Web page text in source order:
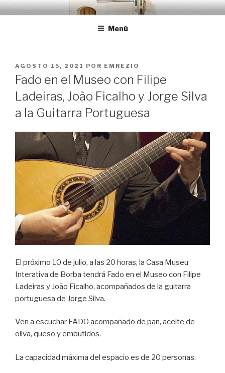
Saltar
al
EMRÉZIO
Casa Museu Interativa de Borba
Menú
PUBLICADO
EL
AGOSTO 15, 2021 POR EMREZIO
Fado en el Museo con Filipe
Ladeiras, João Ficalho y Jorge Silva
a la Guitarra Portuguesa
El próximo 10 de julio, a las 20 horas, la Casa Museu
Interativa de Borba tendrá Fado en el Museo con Filipe
Ladeiras y João Ficalho, acompañados de la guitarra
portuguesa de Jorge Silva.
Ven a escuchar FADO acompañado de pan, aceite de
oliva, queso y embutidos.
La capacidad máxima del espacio es de 20 personas.